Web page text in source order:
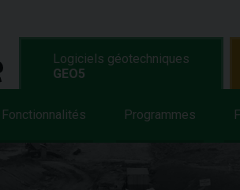
Logiciels géotechniques
GEO5
Fonctionnalités Programmes